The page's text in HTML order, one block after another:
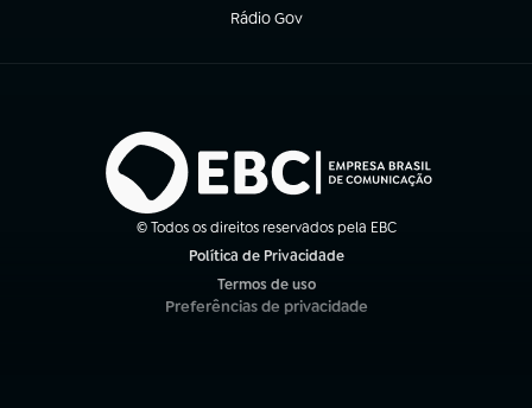
Rádio Gov
(abre em nova aba)
© Todos os direitos reservados pela EBC
Política de Privacidade
Termos de uso
(abre em nova aba)
Preferências de privacidade